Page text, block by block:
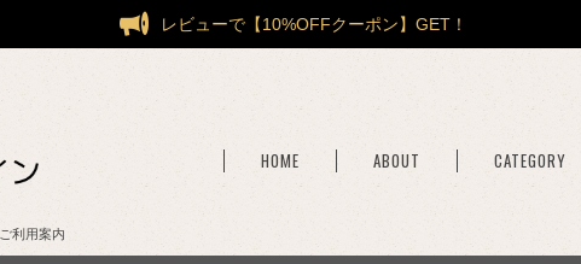
レビューで【10%OFFクーポン】GET！
HOME ABOUT CATEGORY
ご利用案内